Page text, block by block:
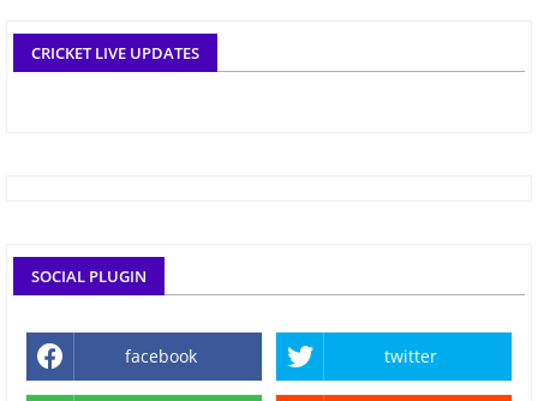
CRICKET LIVE UPDATES
SOCIAL PLUGIN
facebook twitter